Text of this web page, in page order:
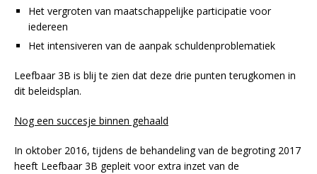
Het vergroten van maatschappelijke participatie voor
iedereen
Het intensiveren van de aanpak schuldenproblematiek
Leefbaar 3B is blij te zien dat deze drie punten terugkomen in
dit beleidsplan.
Nog een succesje binnen gehaald
In oktober 2016, tijdens de behandeling van de begroting 2017
heeft Leefbaar 3B gepleit voor extra inzet van de